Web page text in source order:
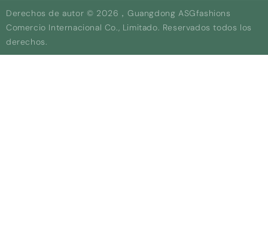
Derechos de autor © 2026，Guangdong ASGfashions
Comercio Internacional Co., Limitado. Reservados todos los
derechos.